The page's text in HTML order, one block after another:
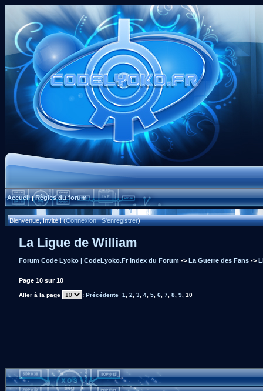
Accueil|Règles du forum
Bienvenue, Invité ! (Connexion|S'enregistrer)
La Ligue de William
Forum Code Lyoko | CodeLyoko.Fr Index du Forum -> La Guerre des Fans ->
Page 10 sur10
Aller à la page : Précédente 1 2 3 4 5 6 7 8 9 10